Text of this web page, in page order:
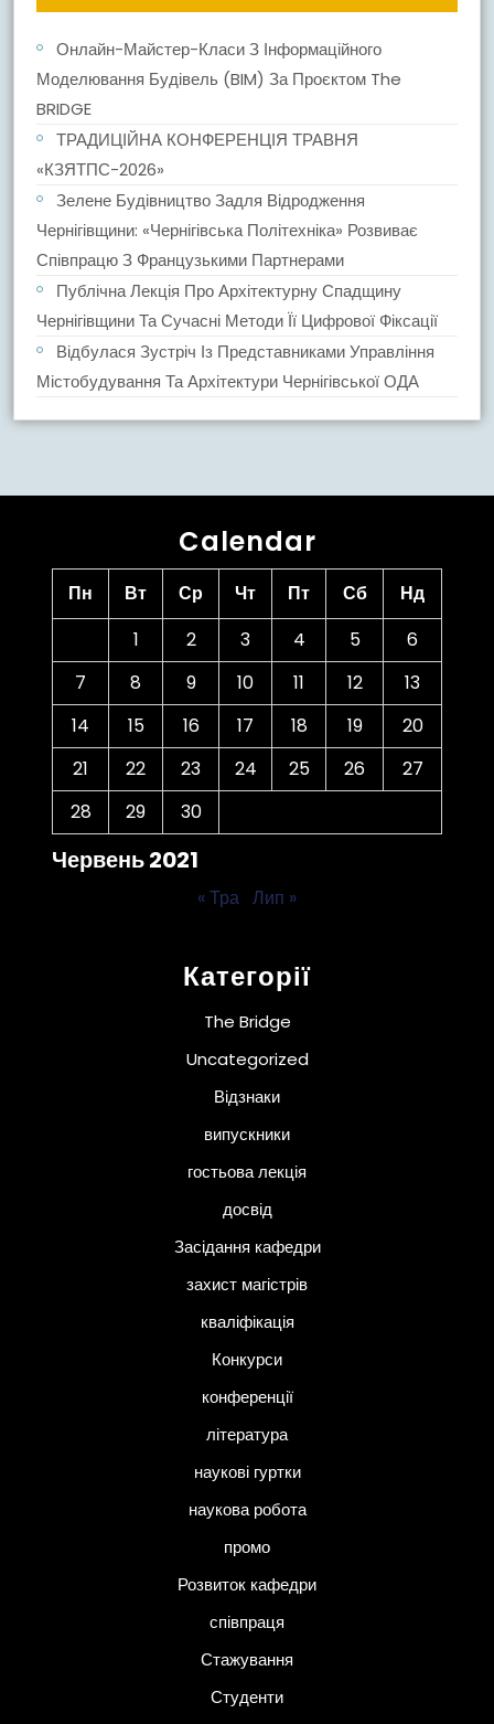
Онлайн-Майстер-Класи З Інформаційного
Моделювання Будівель (BIM) За Проєктом The
BRIDGE
ТРАДИЦІЙНА КОНФЕРЕНЦІЯ ТРАВНЯ
«КЗЯТПС-2026»
Зелене Будівництво Задля Відродження
Чернігівщини: «Чернігівська Політехніка» Розвиває
Співпрацю З Французькими Партнерами
Публічна Лекція Про Архітектурну Спадщину
Чернігівщини Та Сучасні Методи Її Цифрової Фіксації
Відбулася Зустріч Із Представниками Управління
Містобудування Та Архітектури Чернігівської ОДА
Calendar
Червень 2021
Пн Вт Ср Чт Пт Сб
Нд
1
2 3 4 5
6
7
8 9 10 11 12
13
14
15 16 17 18 19
20
21
22 23 24 25 26
27
28
29 30
« Тра Лип »
Категорії
The Bridge
Uncategorized
Відзнаки
випускники
гостьова лекція
досвід
Засідання кафедри
захист магістрів
кваліфікація
Конкурси
конференції
література
наукові гуртки
наукова робота
промо
Розвиток кафедри
співпраця
Стажування
Студенти